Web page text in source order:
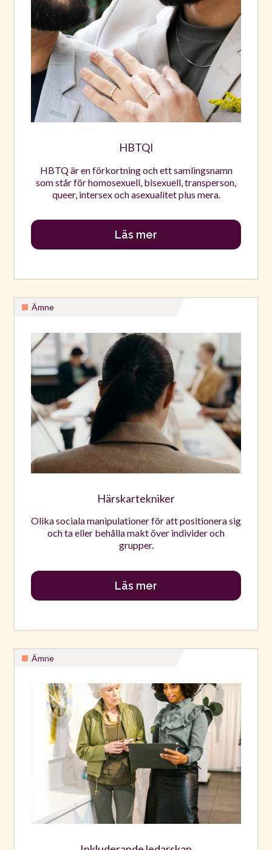
HBTQI
HBTQ är en förkortning och ett samlingsnamn
som står för homosexuell, bisexuell, transperson,
queer, intersex och asexualitet plus mera.
Läs mer
Ämne
Härskartekniker
Olika sociala manipulationer för att positionera sig
och ta eller behålla makt över individer och
grupper.
Läs mer
Ämne